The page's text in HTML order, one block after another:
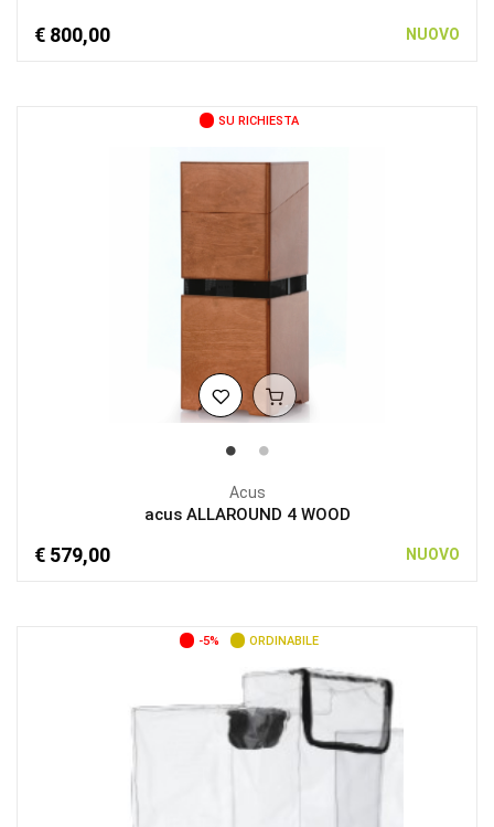
€ 800,00 NUOVO
SU RICHIESTA
Acus
acus ALLAROUND 4 WOOD
€ 579,00 NUOVO
-5% ORDINABILE